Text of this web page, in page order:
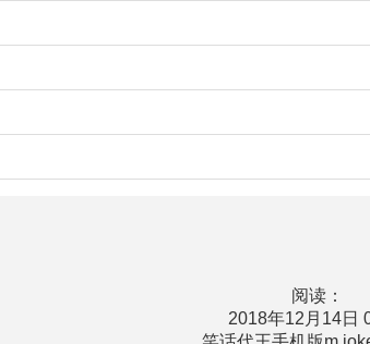
阅读：
2018年12月14日